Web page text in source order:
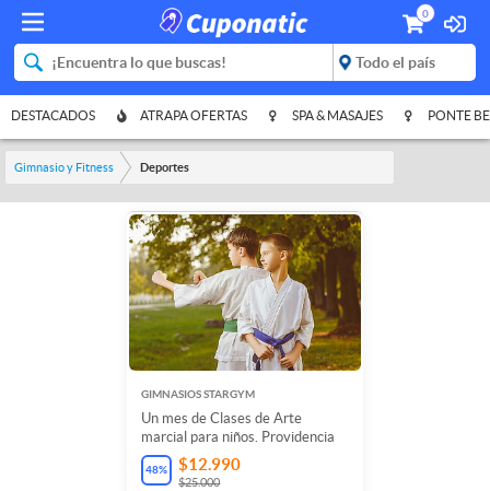
0
DESTACADOS ATRAPA OFERTAS SPA & MASAJES PONTE
Gimnasio y Fitness Deportes
GIMNASIOS STARGYM
Un mes de Clases de Arte
marcial para niños. Providencia
48% $12.990
$25.000